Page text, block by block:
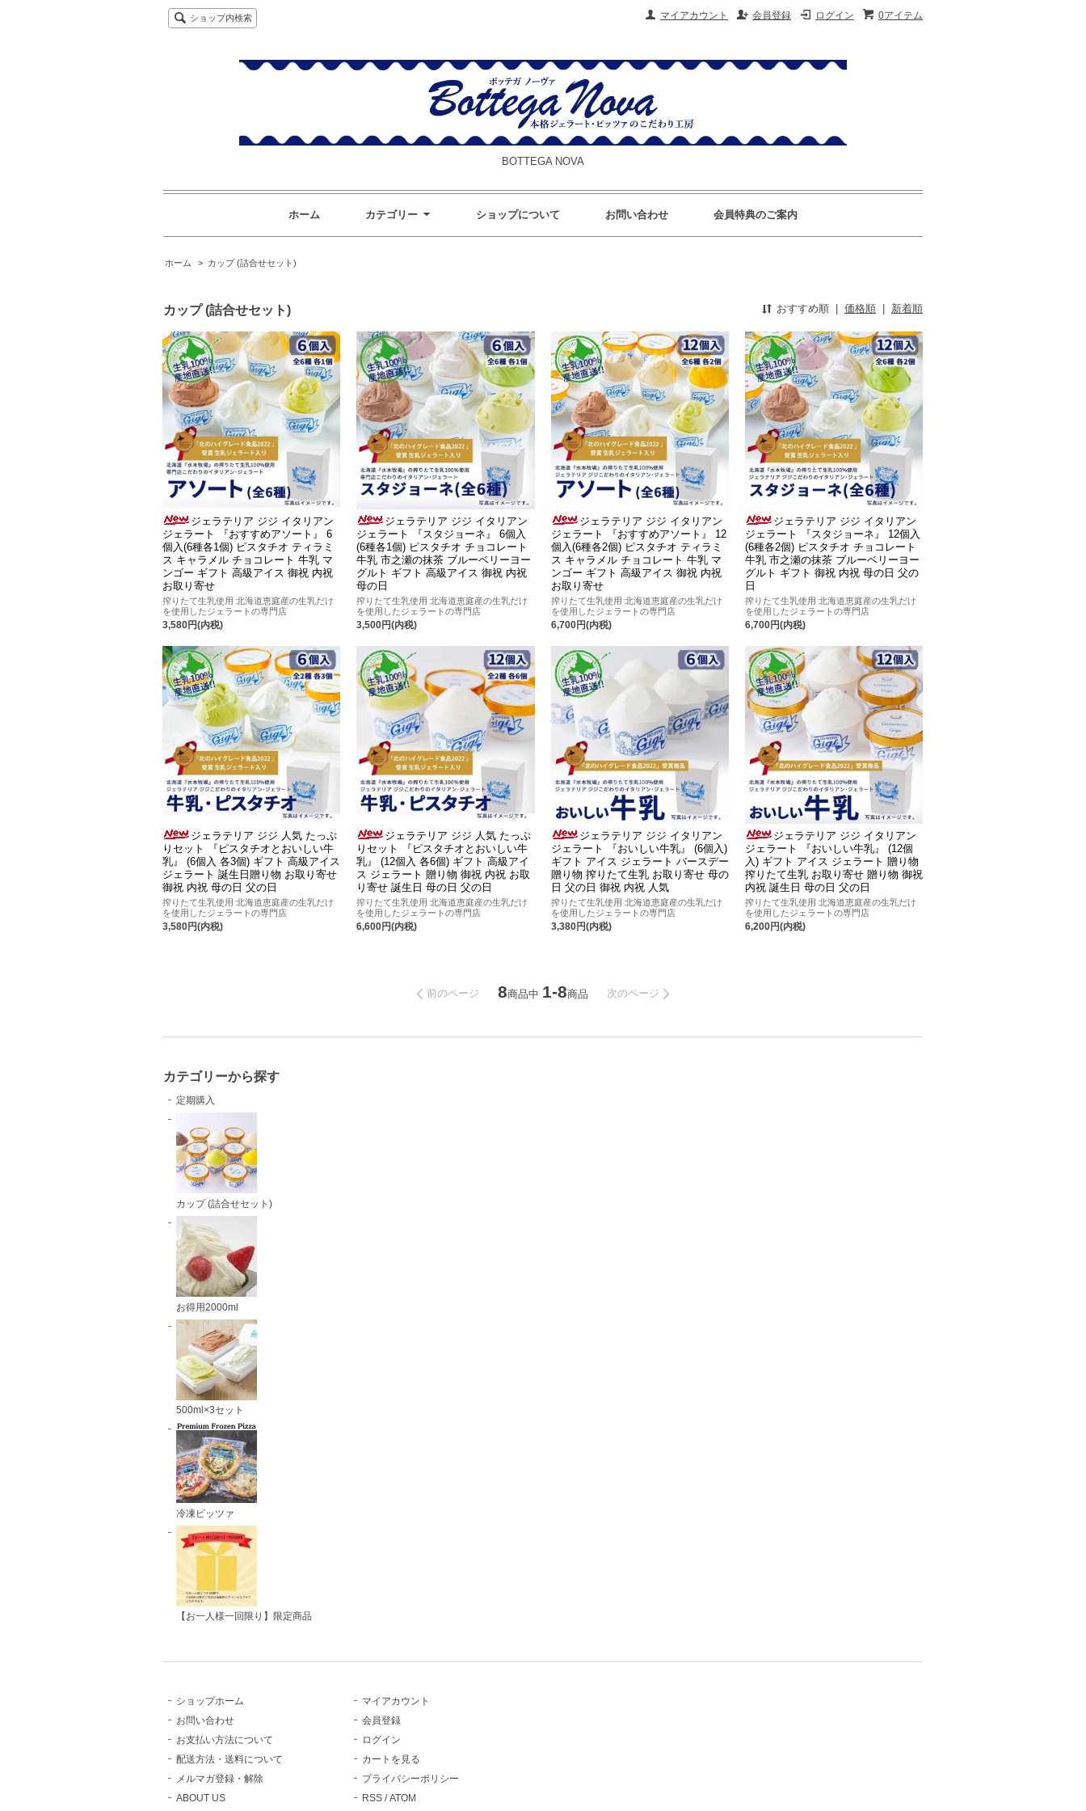
0アイテム
ログイン
会員登録
マイアカウント
ショップ内検索
BOTTEGA NOVA
ホーム カテゴリー ショップについて お問い合わせ 会員特典のご案内
ホーム > カップ (詰合せセット)
カップ (詰合せセット) おすすめ順 価格順 新着順
ジェラテリア ジジ イタリアン
ジェラート 『おすすめアソート』 6
個入(6種各1個) ピスタチオ ティラミ
ス キャラメル チョコレート 牛乳 マ
ンゴー ギフト 高級アイス 御祝 内祝
お取り寄せ
搾りたて生乳使用 北海道恵庭産の生乳だけ
を使用したジェラートの専門店
3,580円(内税)
ジェラテリア ジジ イタリアン
ジェラート 『スタジョーネ』 6個入
(6種各1個) ピスタチオ チョコレート
牛乳 市之瀬の抹茶 ブルーベリーヨー
グルト ギフト 高級アイス 御祝 内祝
母の日
搾りたて生乳使用 北海道恵庭産の生乳だけ
を使用したジェラートの専門店
3,500円(内税)
ジェラテリア ジジ イタリアン
ジェラート 『おすすめアソート』 12
個入(6種各2個) ピスタチオ ティラミ
ス キャラメル チョコレート 牛乳 マ
ンゴー ギフト 高級アイス 御祝 内祝
お取り寄せ
搾りたて生乳使用 北海道恵庭産の生乳だけ
を使用したジェラートの専門店
6,700円(内税)
ジェラテリア ジジ イタリアン
ジェラート 『スタジョーネ』 12個入
(6種各2個) ピスタチオ チョコレート
牛乳 市之瀬の抹茶 ブルーベリーヨー
グルト ギフト 御祝 内祝 母の日 父の
日
搾りたて生乳使用 北海道恵庭産の生乳だけ
を使用したジェラートの専門店
6,700円(内税)
ジェラテリア ジジ 人気 たっぷ
りセット 『ピスタチオとおいしい牛
乳』 (6個入 各3個) ギフト 高級アイス
ジェラート 誕生日贈り物 お取り寄せ
御祝 内祝 母の日 父の日
搾りたて生乳使用 北海道恵庭産の生乳だけ
を使用したジェラートの専門店
3,580円(内税)
ジェラテリア ジジ 人気 たっぷ
りセット 『ピスタチオとおいしい牛
乳』 (12個入 各6個) ギフト 高級アイ
ス ジェラート 贈り物 御祝 内祝 お取
り寄せ 誕生日 母の日 父の日
搾りたて生乳使用 北海道恵庭産の生乳だけ
を使用したジェラートの専門店
6,600円(内税)
ジェラテリア ジジ イタリアン
ジェラート 『おいしい牛乳』 (6個入)
ギフト アイス ジェラート バースデー
贈り物 搾りたて生乳 お取り寄せ 母の
日 父の日 御祝 内祝 人気
搾りたて生乳使用 北海道恵庭産の生乳だけ
を使用したジェラートの専門店
3,380円(内税)
ジェラテリア ジジ イタリアン
ジェラート 『おいしい牛乳』 (12個
入) ギフト アイス ジェラート 贈り物
搾りたて生乳 お取り寄せ 贈り物 御祝
内祝 誕生日 母の日 父の日
搾りたて生乳使用 北海道恵庭産の生乳だけ
を使用したジェラートの専門店
6,200円(内税)
前のページ 8商品中 1-8商品 次のページ
カテゴリーから探す
定期購入
カップ (詰合せセット)
お得用2000ml
500ml×3セット
冷凍ピッツァ
【お一人様一回限り】限定商品
ショップホーム
お問い合わせ
お支払い方法について
配送方法・送料について
メルマガ登録・解除
ABOUT US
マイアカウント
会員登録
ログイン
カートを見る
プライバシーポリシー
RSS /ATOM